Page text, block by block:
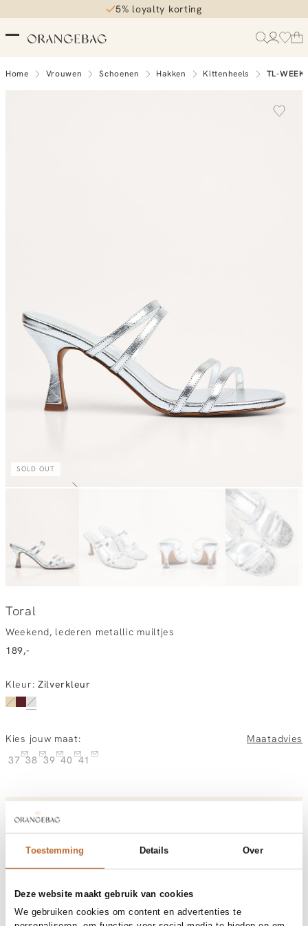
Toestemming Details Over
Deze website maakt gebruik van cookies
We gebruiken cookies om content en advertenties te
5% loyalty korting
Home Vrouwen Schoenen Hakken Kittenheels TL-
SOLD OUT
Toral
Weekend, lederen metallic muiltjes
189,-
Kleur: Zilverkleur
Kies jouw maat:
Maatadvies
37 38 39 40 41
Vandaag besteld, morgen gratis in huis
30 dagen bedenktijd
Materiaal en verzorging